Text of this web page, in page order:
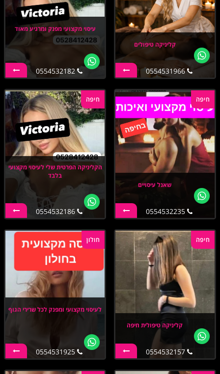
קליניקה טיפולים
0554531966
עיסוי מקצועי מפנק ומרגיע מאוד
0554532182
חיפה
שאנל עיסויים
0554532235
חיפה
הקליניקה הפרטית שלי לעיסוי מקצועי
בלבד
0554532186
חיפה
קליניקה טיפולית חיפה
0554532157
חולון
לעיסוי מקצועי ומפנק לכל שרירי הגוף
0554531925